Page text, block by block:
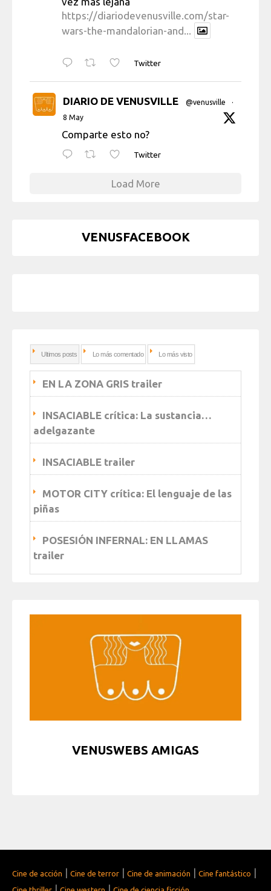
https://diariodevenusville.com/star-
wars-the-mandalorian-and...
Twitter
DIARIO DE VENUSVILLE @venusville
·
8 May
Comparte esto no?
Twitter
Load More
VENUSFACEBOOK
Ultimos posts Lo más comentado Lo más visto
EN LA ZONA GRIS trailer
INSACIABLE crítica: La sustancia…
adelgazante
INSACIABLE trailer
MOTOR CITY crítica: El lenguaje de las
piñas
POSESIÓN INFERNAL: EN LLAMAS
trailer
VENUSWEBS AMIGAS
Cine de acción | Cine de terror | Cine de animación | Cine fantástico |